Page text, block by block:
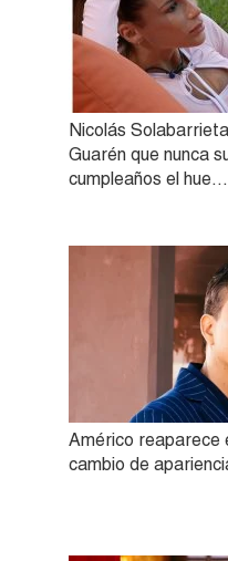
Nicolás
Guarén que nunca
cumpleaños el
Américo reaparece
cambio de